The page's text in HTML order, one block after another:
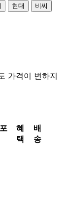
현대
비씨
가격이 변하지
혜
택
배
송